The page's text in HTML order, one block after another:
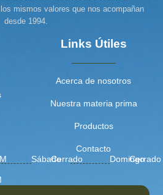
mismos valores que nos acompañan
desde 1994.
Links Útiles
Acerca de nosotros
Nuestra materia prima
Productos
Contacto
SábadoCerrado DomingoCerrado